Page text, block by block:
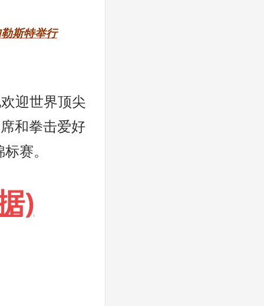
斯特举行
迎世界顶尖
和拳击爱好
赛。
)